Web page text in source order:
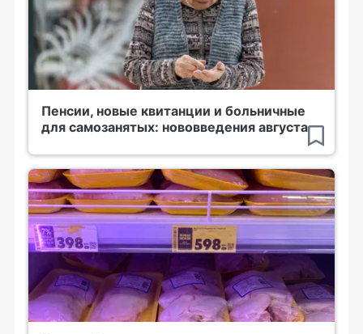
Пенсии, новые квитанции и больничные
для самозанятых: нововведения августа